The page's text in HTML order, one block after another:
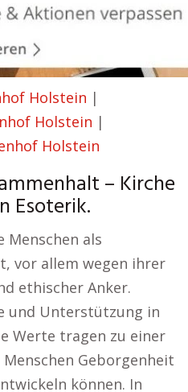
Holstein |
Holstein |
Holstein
– Kirche
Esoterik.
Menschen als
vor allem wegen ihrer
ethischer Anker.
und Unterstützung in
Werte tragen zu einer
Geborgenheit
können. In